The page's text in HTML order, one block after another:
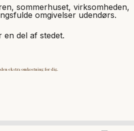
sommerhuset, virksomheden,
omgivelser udendørs.
del af stedet.
ekstra omkostning for dig.